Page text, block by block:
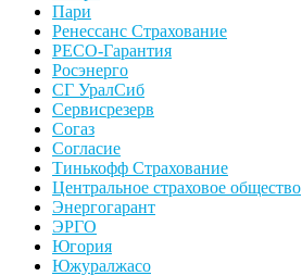
Пари
Ренессанс Страхование
РЕСО-Гарантия
Росэнерго
СГ УралСиб
Сервисрезерв
Согаз
Согласие
Тинькофф Страхование
Центральное страховое общество
Энергогарант
ЭРГО
Югория
Южуралжасо